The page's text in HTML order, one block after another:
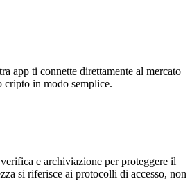
app ti connette direttamente al mercato
in modo semplice.
e archiviazione per proteggere il
si riferisce ai protocolli di accesso, non